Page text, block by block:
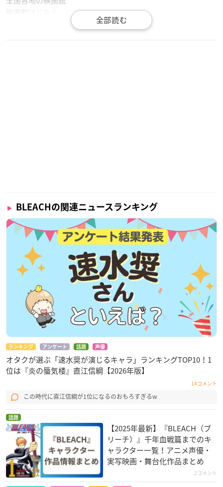
映画館は
こちら
※開場時間は映画館によって異なります。
・プレオーダー（抽選）
イープラス：
https://eplus.jp/bleach2023-lv/
※おひとり様につき4枚までお申込みいただけます。
・一般発売（先着）
日程：2023年6月14日（水）18:00 ～ 6月23日（金）12:00
◎イープラス：
https://eplus.jp/bleach2023-lv/
◎全国のファミリーマート店舗
※おひとり様につき4枚までお申込みいただけます。
※一般発売は先着順となりますので、予定枚数に達し次第受付
を終了いたします。
BLEACHの関連ニュースランキング
ランキング アンケート 話題 声優
オタクが選ぶ「速水奨が演じるキャラ」ランキングTOP10！1
位は『炎の蜃気楼』直江信綱【2026年版】
14コメント
この時代に直江信綱が1位になるのおもろすぎるw
話題
【2025年最新】『BLEACH（ブ
リーチ）』千年血戦篇までのキ
ャラクター一覧！アニメ声優・
実写映画・舞台化作品まとめ
2コメント